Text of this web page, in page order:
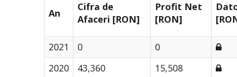
An
Cifra de
Afaceri [RON]
Profit Net
[RON]
2021 0
0
2020
43,360
15,508